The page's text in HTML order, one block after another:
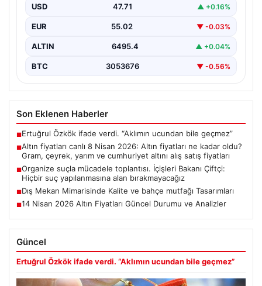
fiyatları
USD 47.71 ▲ +0.16%
EUR 55.02 ▼ -0.03%
ALTIN 6495.4 ▲ +0.04%
BTC 3053676 ▼ -0.56%
Son Eklenen Haberler
■Ertuğrul Özkök ifade verdi. “Aklımın ucundan bile geçmez”
■Altın fiyatları canlı 8 Nisan 2026: Altın fiyatları ne kadar oldu?
Gram, çeyrek, yarım ve cumhuriyet altını alış satış fiyatları
■Organize suçla mücadele toplantısı. İçişleri Bakanı Çiftçi:
Hiçbir suç yapılanmasına alan bırakmayacağız
■Dış Mekan Mimarisinde Kalite ve bahçe mutfağı Tasarımları
■14 Nisan 2026 Altın Fiyatları Güncel Durumu ve Analizler
Güncel
Ertuğrul Özkök ifade verdi. “Aklımın ucundan bile geçmez”